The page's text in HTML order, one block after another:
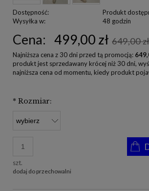
Dostępność:
Produkt
Wysyłka w:
48 godzin
Cena: 499,00 zł 649,00 zł
Najniższa cena z 30 dni przed tą promocją:
produkt jest sprzedawany krócej niż 30 dni,
najniższa cena od momentu, kiedy produkt
* Rozmiar:
szt.
dodaj do przechowalni